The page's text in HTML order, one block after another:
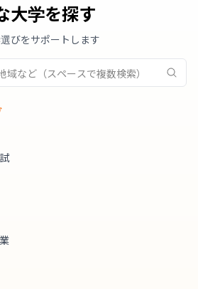
大学を探す
びをサポートします